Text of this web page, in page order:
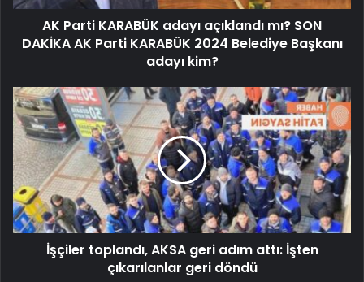
AK Parti KARABÜK adayı açıklandı mı? SON
DAKİKA AK Parti KARABÜK 2024 Belediye Başkanı
adayı kim?
İşçiler toplandı, AKSA geri adım attı: İşten
çıkarılanlar geri döndü